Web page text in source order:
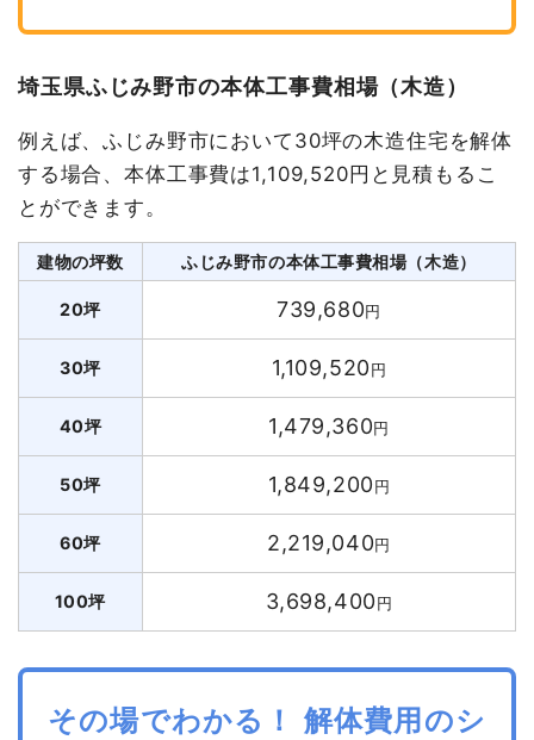
埼玉県ふじみ野市の本体工事費相場（木造）
例えば、ふじみ野市において30坪の木造住宅を解体
する場合、本体工事費は1,109,520円と見積もるこ
とができます。
建物の坪数 ふじみ野市の本体工事費相場（木造）
20坪 739,680円
30坪 1,109,520円
40坪 1,479,360円
50坪 1,849,200円
60坪 2,219,040円
100坪 3,698,400円
その場でわかる！ 解体費用のシ